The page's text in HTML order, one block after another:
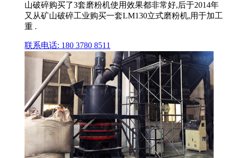
山破碎购买了3套磨粉机使用效果都非常好,后于2014年
又从矿山破碎工业购买一套LM130立式磨粉机,用于加工
重 .
联系电话: 180 3780 8511